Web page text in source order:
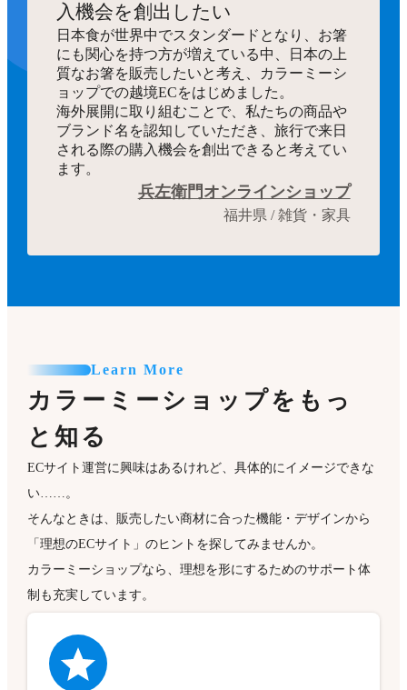
入機会を創出したい
日本食が世界中でスタンダードとなり、お箸
にも関心を持つ方が増えている中、日本の上
質なお箸を販売したいと考え、カラーミーシ
ョップでの越境ECをはじめました。
海外展開に取り組むことで、私たちの商品や
ブランド名を認知していただき、旅行で来日
される際の購入機会を創出できると考えてい
ます。
兵左衛門オンラインショップ
福井県 / 雑貨・家具
Learn More
カラーミーショップをもっ
と知る
ECサイト運営に興味はあるけれど、具体的にイメージできな
い……。
そんなときは、販売したい商材に合った機能・デザインから
「理想のECサイト」のヒントを探してみませんか。
カラーミーショップなら、理想を形にするためのサポート体
制も充実しています。